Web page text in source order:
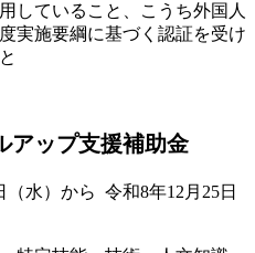
していること、こうち外国人
実施要綱に基づく認証を受け
アップ支援補助金
水）から 令和8年12月25日